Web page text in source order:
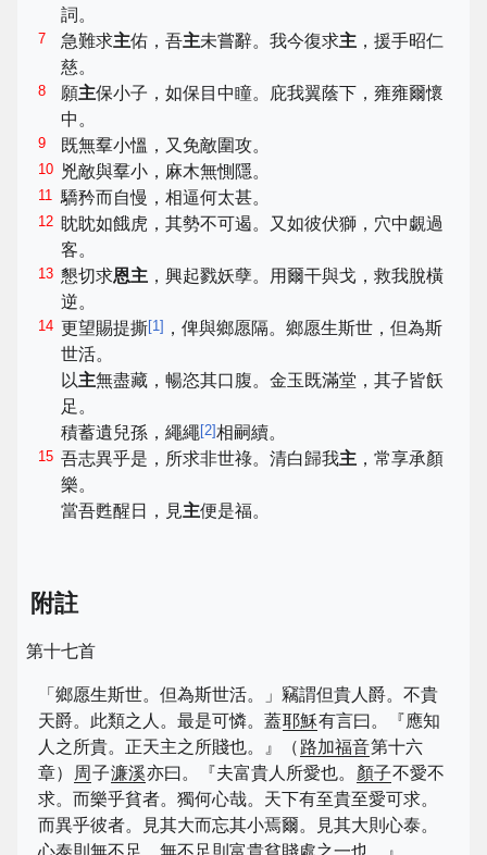
詞。
7 急難求主佑，吾主未嘗辭。我今復求主 ，援手昭仁
慈。
8 願主保小子，如保目中瞳。庇我翼蔭下，雍雍爾懷
中。
9 既無羣小慍，又免敵圍攻。
10 兇敵與羣小，麻木無惻隱。
11 驕矜而自慢，相逼何太甚。
12 眈眈如餓虎，其勢不可遏。又如彼伏獅，穴中覷過
客。
13 懇切求恩主 ，興起戮妖孽。用爾干與戈，救我脫橫
逆。
14 更望賜提撕[1] ，俾與鄉愿隔。鄉愿生斯世，但為斯
世活。
以主無盡藏，暢恣其口腹。金玉既滿堂，其子皆飫
足。
積蓄遺兒孫，繩繩[2]相嗣續。
15 吾志異乎是，所求非世祿。清白歸我主 ，常享承顏
樂。
當吾甦醒日，見主便是福。
附註
第十七首
「鄉愿生斯世。但為斯世活。」竊謂但貴人爵。不貴
天爵。此類之人。最是可憐。蓋耶穌有言曰。『應知
人之所貴。正天主之所賤也。』（ 路加福音第十六
章）
周 子濂溪亦曰。『夫富貴人所愛也。 顏子不愛不
求。而樂乎貧者。獨何心哉。天下有至貴至愛可求。
而異乎彼者。見其大而忘其小焉爾。見其大則心泰。